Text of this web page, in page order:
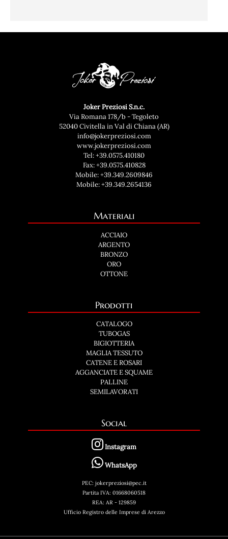
Joker Preziosi S.n.c.
Via Romana 178/b - Tegoleto
52040 Civitella in Val di Chiana (AR)
info@jokerpreziosi.com
www.jokerpreziosi.com
Tel:+39.0575.410180
Fax: +39.0575.410828
Mobile:+39.349.2609846
Mobile:+39.349.2654136
Materiali
ACCIAIO
ARGENTO
BRONZO
ORO
OTTONE
Prodotti
CATALOGO
TUBOGAS
BIGIOTTERIA
MAGLIA TESSUTO
CATENE E ROSARI
AGGANCIATE E SQUAME
PALLINE
SEMILAVORATI
Social
Instagram
WhatsApp
PEC: jokerpreziosi@pec.it
Partita IVA: 01668060518
REA: AR - 129859
Ufficio Registro delle Imprese di Arezzo